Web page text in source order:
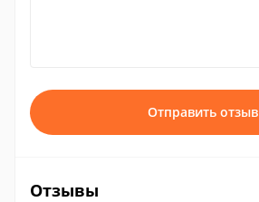
Отправить отзыв
Отзывы